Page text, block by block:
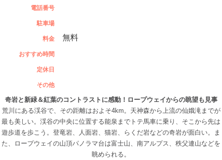
電話番号
駐車場
料金 無料
おすすめ時間
定休日
その他
奇岩と新緑＆紅葉のコントラストに感動！ロープウェイからの眺望も見事
荒川にある渓谷で、その距離はおよそ4km。天神森から上流の仙娥滝までが
最も美しい。渓谷の中央に位置する能泉までトテ馬車に乗り、そこから先は
遊歩道を歩こう。登竜岩、人面岩、猫岩、らくだ岩などの奇岩が面白い。ま
た、ロープウェイの山頂パノラマ台は富士山、南アルプス、秩父連山などを
眺められる。